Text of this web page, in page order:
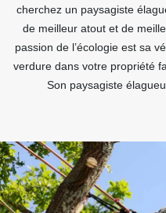
cherchez un paysagiste
de meilleur atout et de
passion de l’écologie est sa
verdure dans votre propriété
Son paysagiste